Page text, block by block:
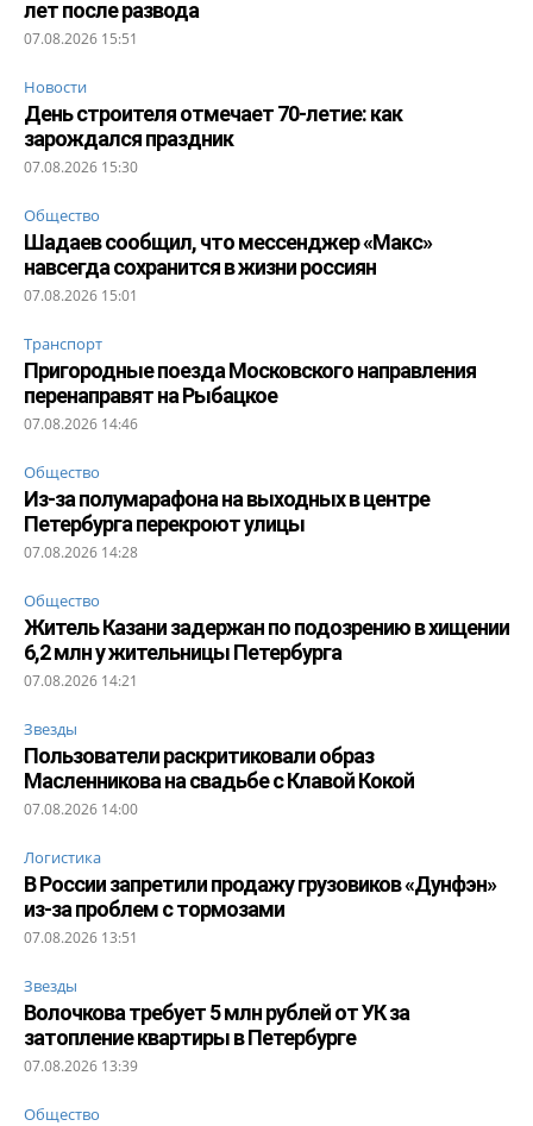
лет после развода
07.08.2026 15:51
Новости
День строителя отмечает 70-летие: как
зарождался праздник
07.08.2026 15:30
Общество
Шадаев сообщил, что мессенджер «Макс»
навсегда сохранится в жизни россиян
07.08.2026 15:01
Транспорт
Пригородные поезда Московского направления
перенаправят на Рыбацкое
07.08.2026 14:46
Общество
Из-за полумарафона на выходных в центре
Петербурга перекроют улицы
07.08.2026 14:28
Общество
Житель Казани задержан по подозрению в хищении
6,2 млн у жительницы Петербурга
07.08.2026 14:21
Звезды
Пользователи раскритиковали образ
Масленникова на свадьбе с Клавой Кокой
07.08.2026 14:00
Логистика
В России запретили продажу грузовиков «Дунфэн»
из-за проблем с тормозами
07.08.2026 13:51
Звезды
Волочкова требует 5 млн рублей от УК за
затопление квартиры в Петербурге
07.08.2026 13:39
Общество